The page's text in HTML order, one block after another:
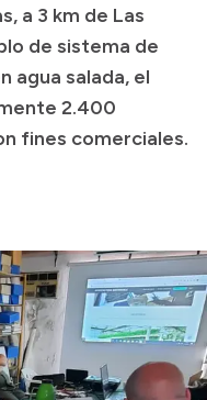
a 3 km de Las
de sistema de
agua salada, el
2.400
fines comerciales.